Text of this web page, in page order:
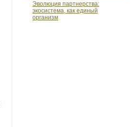
Эволюция партнерства:
экосистема, как единый
организм